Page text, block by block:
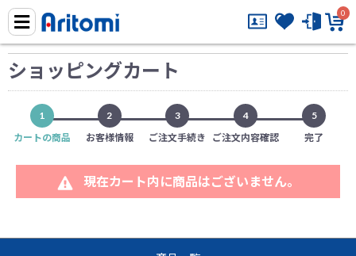
0
ショッピングカート
1
カートの商品
2
お客様情報
3
ご注文手続き
4
ご注文内容確認
5
完了
現在カート内に商品はございません。